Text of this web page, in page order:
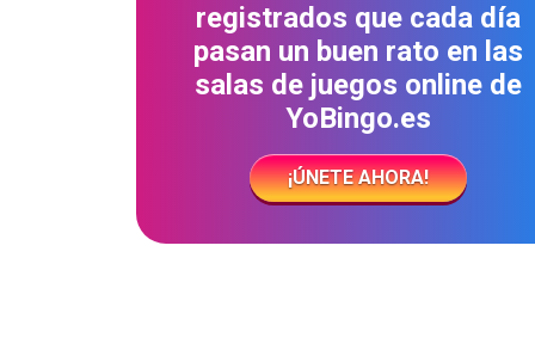
registrados que cada día
pasan un buen rato en las
salas de juegos online de
YoBingo.es
¡ÚNETE AHORA!